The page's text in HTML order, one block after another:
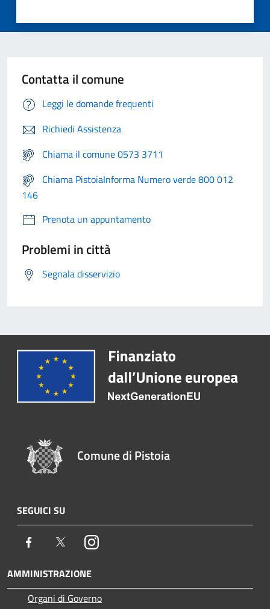
Contatta il comune
Leggi le domande frequenti
Richiedi Assistenza
Chiama il comune 0573 3711
Chiama PistoiaInforma Numero verde 800 012
146
Prenota un appuntamento
Problemi in città
Segnala disservizio
Comune di Pistoia
SEGUICI SU
Facebook TwitterInstagram
AMMINISTRAZIONE
Organi di Governo